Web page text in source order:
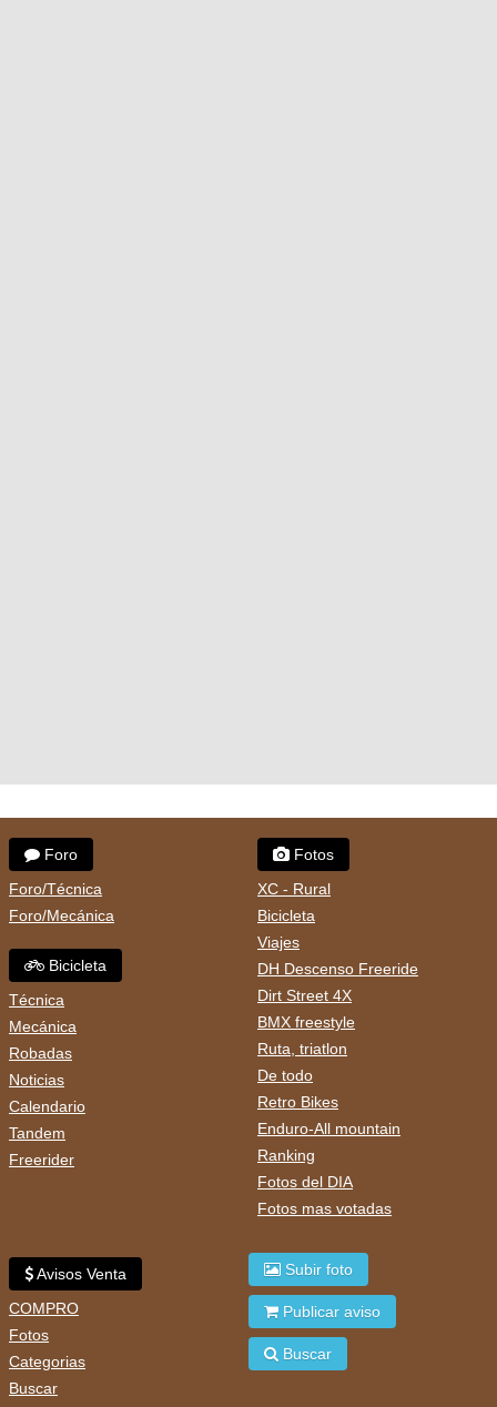
Foro
Foro/Técnica
Foro/Mecánica
Bicicleta
Técnica
Mecánica
Robadas
Noticias
Calendario
Tandem
Freerider
Fotos
XC - Rural
Bicicleta
Viajes
DH Descenso Freeride
Dirt Street 4X
BMX freestyle
Ruta, triatlon
De todo
Retro Bikes
Enduro-All mountain
Ranking
Fotos del DIA
Fotos mas votadas
Avisos Venta
COMPRO
Fotos
Categorias
Buscar
Subir foto
Publicar aviso
Buscar